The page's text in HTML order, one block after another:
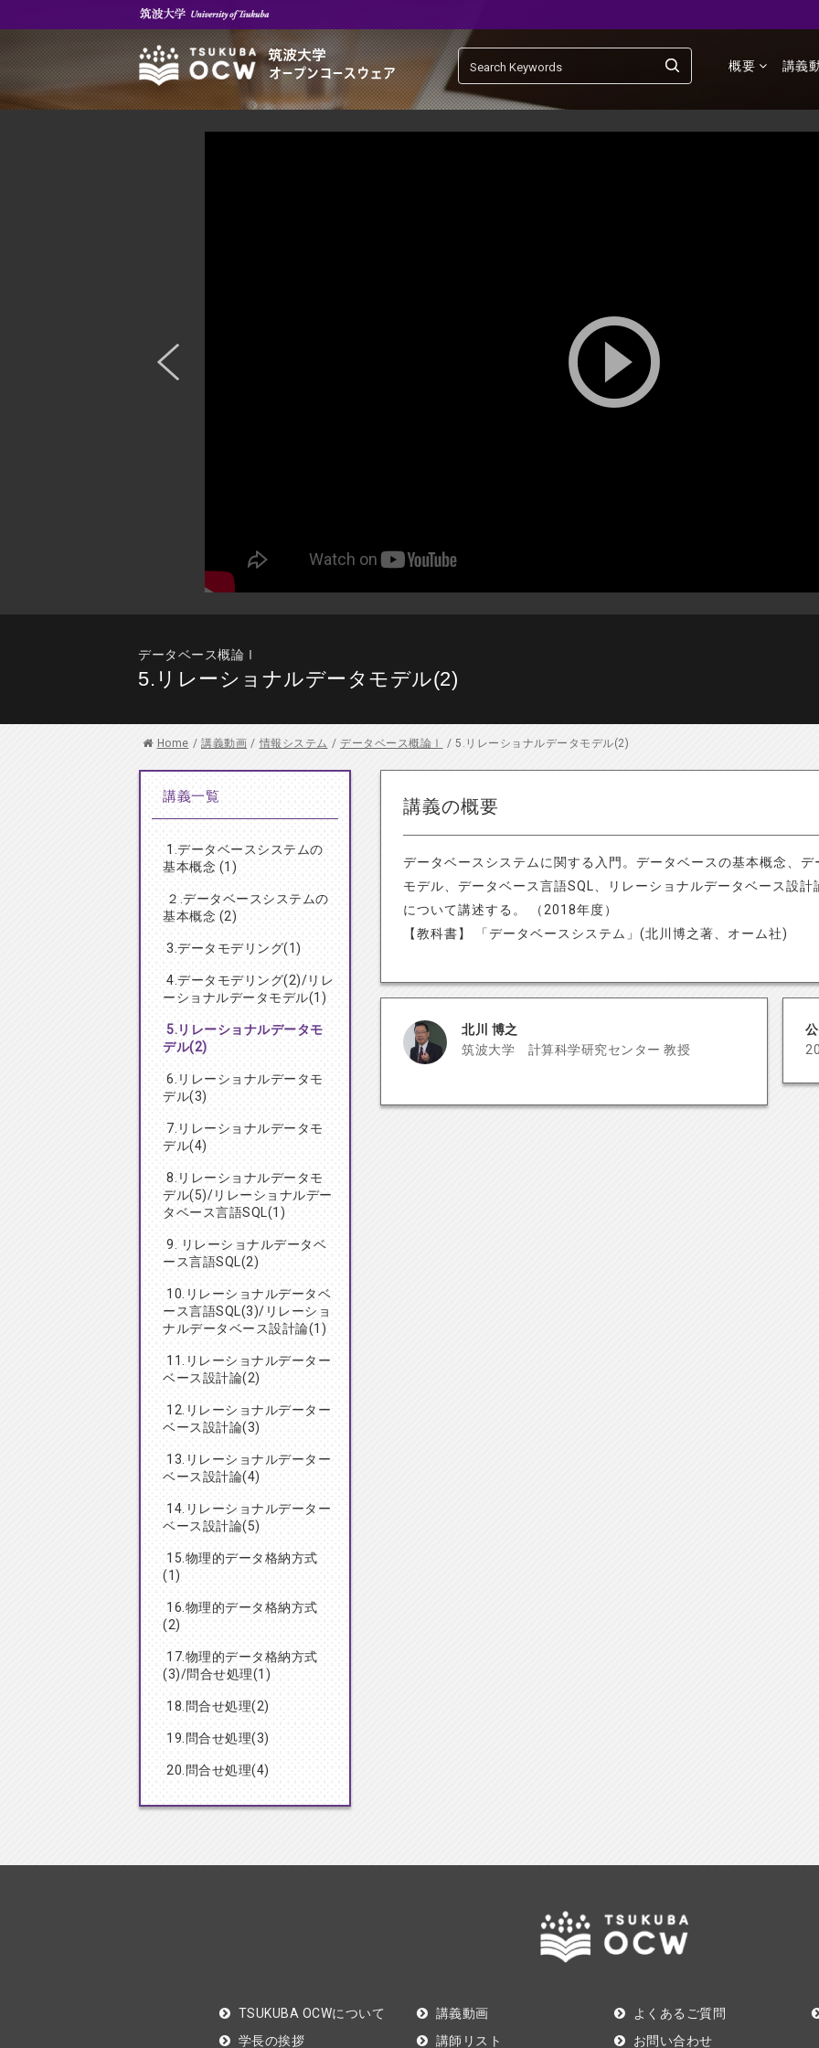
概要 講義
play_circle_outline
データベース概論Ⅰ
5.リレーショナルデータモデル(2)
Home / 講義動画 / 情報システム / データベース概論Ⅰ / 5.リレーショナルデータモデル(2)
講義の概要
データベースシステムに関する入門。データベースの基本概念、
モデル、データベース言語SQL、リレーショナルデータベース設
について講述する。 （2018年度）
【教科書】 「データベースシステム」(北川博之著、オーム社)
北川 博之
筑波大学 計算科学研究センター 教授
講義一覧
1.データベースシステムの
基本概念 (1)
２.データベースシステムの
基本概念 (2)
3.データモデリング(1)
4.データモデリング(2)/リレ
ーショナルデータモデル(1)
5.リレーショナルデータモ
デル(2)
6.リレーショナルデータモ
デル(3)
7.リレーショナルデータモ
デル(4)
8.リレーショナルデータモ
デル(5)/リレーショナルデー
タベース言語SQL(1)
9. リレーショナルデータベ
ース言語SQL(2)
10.リレーショナルデータベ
ース言語SQL(3)/リレーショ
ナルデータベース設計論(1)
11.リレーショナルデーター
ベース設計論(2)
12.リレーショナルデーター
ベース設計論(3)
13.リレーショナルデーター
ベース設計論(4)
14.リレーショナルデーター
ベース設計論(5)
15.物理的データ格納方式
(1)
16.物理的データ格納方式
(2)
17.物理的データ格納方式
(3)/問合せ処理(1)
18.問合せ処理(2)
19.問合せ処理(3)
20.問合せ処理(4)
TSUKUBA OCWについて
学長の挨拶
講義動画
講師リスト
よくあるご質問
お問い合わせ